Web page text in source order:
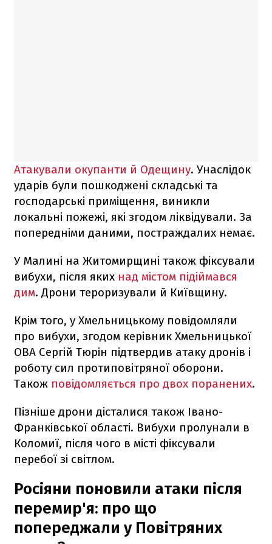
Атакували окупанти й Одещину. Унаслідок
ударів були пошкоджені складські та
господарські приміщення, виникли
локальні пожежі, які згодом ліквідували. За
попередніми даними, постраждалих немає.
У Малині на Житомирщині також фіксували
вибухи, після яких над містом підіймався
дим. Дрони тероризували й Київщину.
Крім того, у Хмельницькому повідомляли
про вибухи, згодом керівник Хмельницької
ОВА Сергій Тюрін підтвердив атаку дронів і
роботу сил протиповітряної оборони.
Також повідомляється про двох поранених.
Пізніше дрони дісталися також Івано-
Франківської області. Вибухи пролунали в
Коломиї, після чого в місті фіксували
перебої зі світлом.
Росіяни поновили атаки після
перемир'я: про що
попереджали у Повітряних